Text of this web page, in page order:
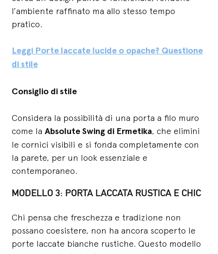
l’ambiente raffinato ma allo stesso tempo
pratico.
Leggi Porte laccate lucide o opache? Questione
di stile
Consiglio di stile
Considera la possibilità di una porta a filo muro
come la Absolute Swing di Ermetika, che elimini
le cornici visibili e si fonda completamente con
la parete, per un look essenziale e
contemporaneo.
MODELLO 3: PORTA LACCATA RUSTICA E CHIC
Chi pensa che freschezza e tradizione non
possano coesistere, non ha ancora scoperto le
porte laccate bianche rustiche. Questo modello